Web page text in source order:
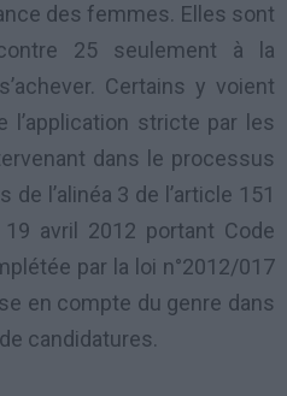
des femmes. Elles sont
25 seulement à la
Certains y voient
stricte par les
dans le processus
l’alinéa 3 de l’article 151
avril 2012 portant Code
par la loi n°2012/017
en compte du genre dans
candidatures.